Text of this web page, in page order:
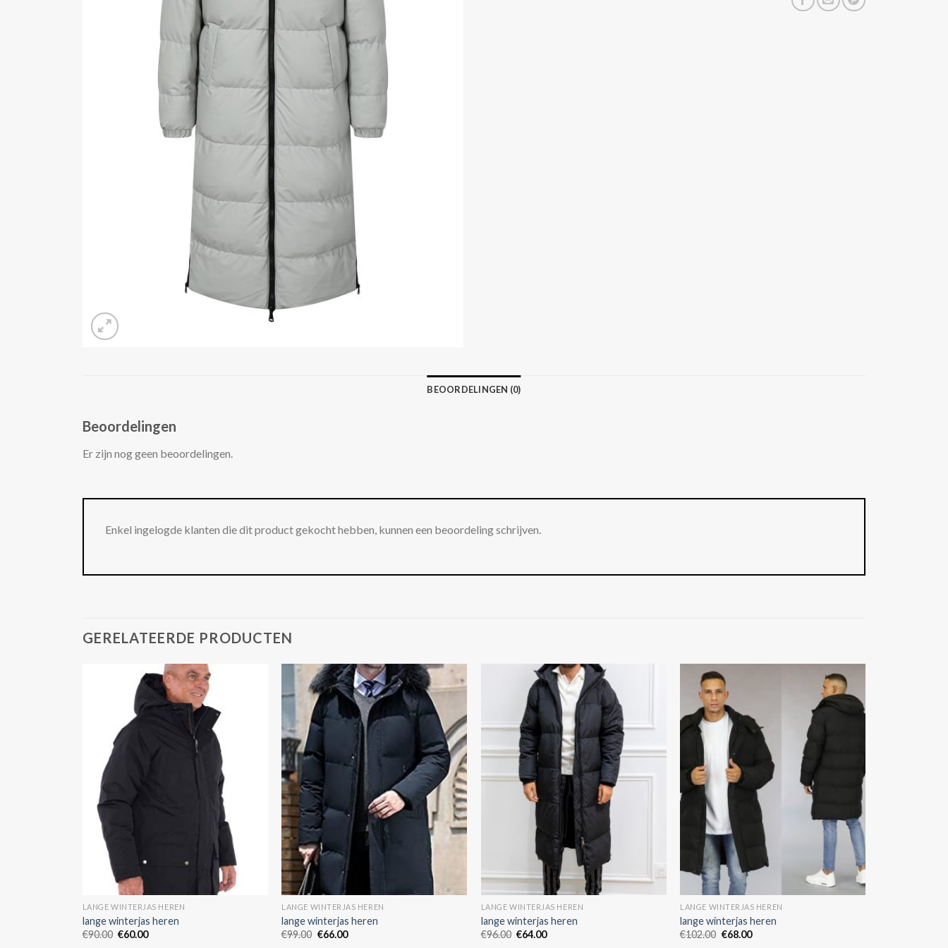
BEOORDELINGEN (0)
Beoordelingen
Er zijn nog geen beoordelingen.
Enkel ingelogde klanten die dit product gekocht hebben, kunnen een beoordeling schrijven.
GERELATEERDE PRODUCTEN
LANGE WINTERJAS HEREN
lange winterjas heren
€90.00 €60.00
LANGE WINTERJAS HEREN
lange winterjas heren
€99.00 €66.00
LANGE WINTERJAS HEREN
lange winterjas heren
€96.00 €64.00
LANGE WINTERJAS HEREN
lange winterjas heren
€102.00 €68.00